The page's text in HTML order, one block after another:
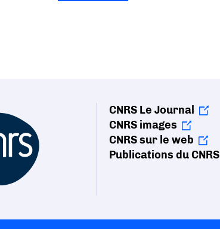
CNRS Le Journal
CNRS images
CNRS sur le web
Publications du CNRS